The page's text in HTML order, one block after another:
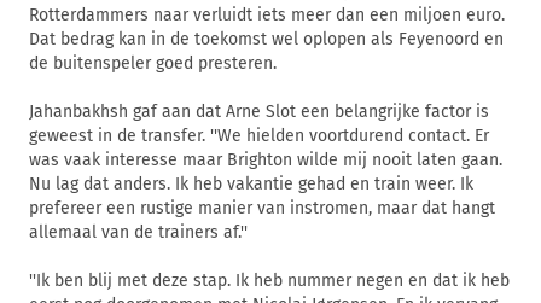
Rotterdammers naar verluidt iets meer dan een miljoen euro.
Dat bedrag kan in de toekomst wel oplopen als Feyenoord en
de buitenspeler goed presteren.
Jahanbakhsh gaf aan dat Arne Slot een belangrijke factor is
geweest in de transfer. ''We hielden voortdurend contact. Er
was vaak interesse maar Brighton wilde mij nooit laten gaan.
Nu lag dat anders. Ik heb vakantie gehad en train weer. Ik
prefereer een rustige manier van instromen, maar dat hangt
allemaal van de trainers af.''
''Ik ben blij met deze stap. Ik heb nummer negen en dat ik heb